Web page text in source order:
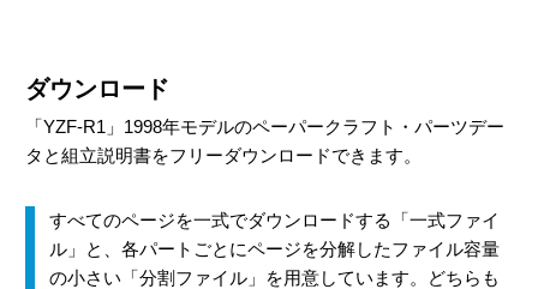
ダウンロード
「YZF-R1」1998年モデルのペーパークラフト・パーツデー
タと組立説明書をフリーダウンロードできます。
すべてのページを一式でダウンロードする「一式ファイ
ル」と、各パートごとにページを分解したファイル容量
の小さい「分割ファイル」を用意しています。どちらも